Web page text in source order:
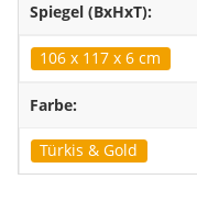
Spiegel (BxHxT):
106 x 117 x 6 cm
Farbe:
Türkis & Gold